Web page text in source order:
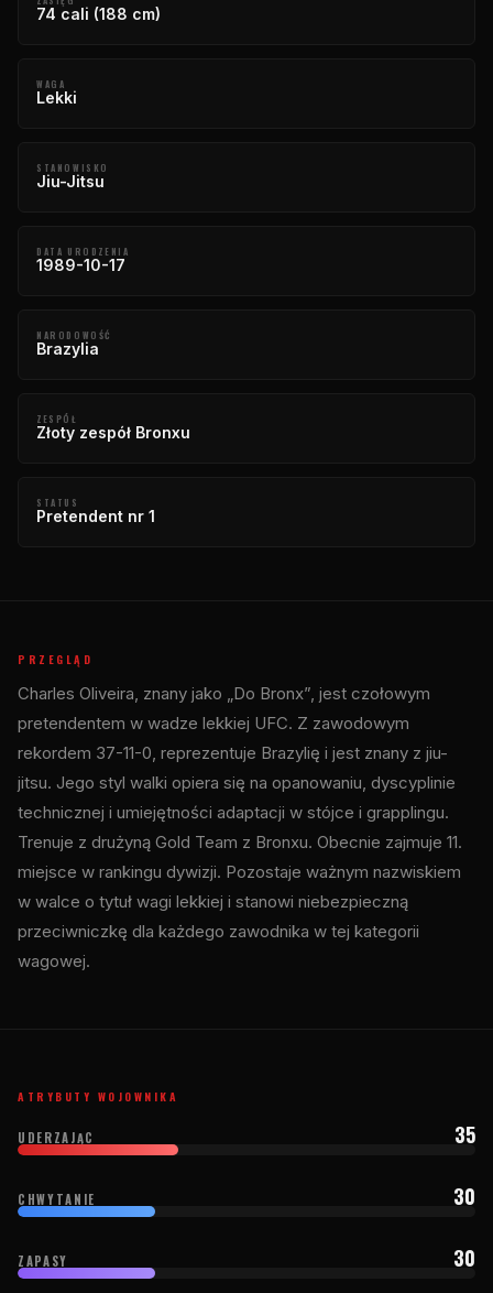
74 cali (188 cm)
WAGA
Lekki
STANOWISKO
Jiu-Jitsu
DATA URODZENIA
1989-10-17
NARODOWOŚĆ
Brazylia
ZESPÓŁ
Złoty zespół Bronxu
STATUS
Pretendent nr 1
PRZEGLĄD
Charles Oliveira, znany jako „Do Bronx”, jest czołowym
pretendentem w wadze lekkiej UFC. Z zawodowym
rekordem 37-11-0, reprezentuje Brazylię i jest znany z jiu-
jitsu. Jego styl walki opiera się na opanowaniu, dyscyplinie
technicznej i umiejętności adaptacji w stójce i grapplingu.
Trenuje z drużyną Gold Team z Bronxu. Obecnie zajmuje 11.
miejsce w rankingu dywizji. Pozostaje ważnym nazwiskiem
w walce o tytuł wagi lekkiej i stanowi niebezpieczną
przeciwniczkę dla każdego zawodnika w tej kategorii
wagowej.
ATRYBUTY WOJOWNIKA
UDERZAJĄC 35
CHWYTANIE 30
ZAPASY 30